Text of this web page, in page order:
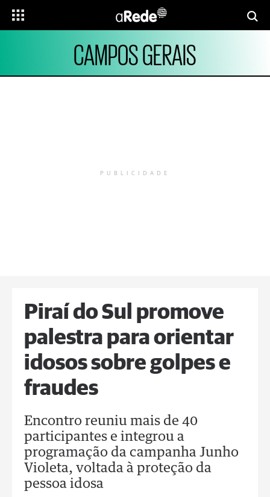
CAMPOS GERAIS
PUBLICIDADE
Piraí do Sul promove
palestra para orientar
idosos sobre golpes e
fraudes
Encontro reuniu mais de 40
participantes e integrou a
programação da campanha Junho
Violeta, voltada à proteção da
pessoa idosa